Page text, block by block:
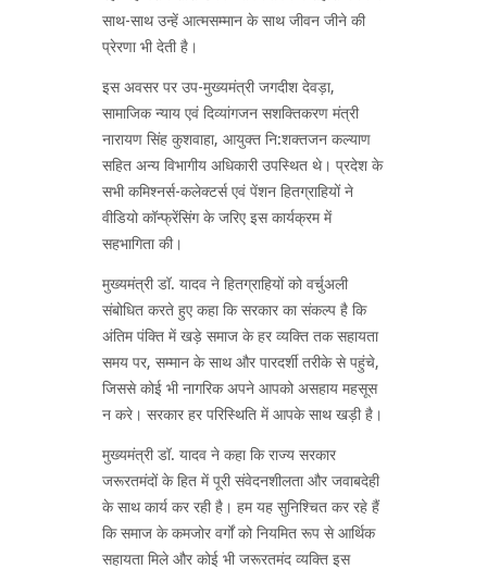
साथ-साथ उन्हें आत्मसम्मान के साथ जीवन जीने की
प्रेरणा भी देती है।
इस अवसर पर उप-मुख्यमंत्री जगदीश देवड़ा,
सामाजिक न्याय एवं दिव्यांगजन सशक्तिकरण मंत्री
नारायण सिंह कुशवाहा, आयुक्त नि:शक्तजन कल्याण
सहित अन्य विभागीय अधिकारी उपस्थित थे। प्रदेश के
सभी कमिश्नर्स-कलेक्टर्स एवं पेंशन हितग्राहियों ने
वीडियो कॉन्फ्रेंसिंग के जरिए इस कार्यक्रम में
सहभागिता की।
मुख्यमंत्री डॉ. यादव ने हितग्राहियों को वर्चुअली
संबोधित करते हुए कहा कि सरकार का संकल्प है कि
अंतिम पंक्ति में खड़े समाज के हर व्यक्ति तक सहायता
समय पर, सम्मान के साथ और पारदर्शी तरीके से पहुंचे,
जिससे कोई भी नागरिक अपने आपको असहाय महसूस
न करे। सरकार हर परिस्थिति में आपके साथ खड़ी है।
मुख्यमंत्री डॉ. यादव ने कहा कि राज्य सरकार
जरूरतमंदों के हित में पूरी संवेदनशीलता और जवाबदेही
के साथ कार्य कर रही है। हम यह सुनिश्चित कर रहे हैं
कि समाज के कमजोर वर्गों को नियमित रूप से आर्थिक
सहायता मिले और कोई भी जरूरतमंद व्यक्ति इस